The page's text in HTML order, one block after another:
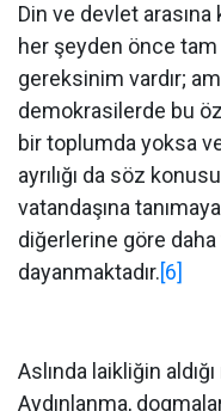
Din ve devlet
her şeyden önce
gereksinim vardır;
demokrasilerde bu
bir toplumda yoksa
ayrılığı da söz
vatandaşına
diğerlerine göre
dayanmaktadır.[6]
Aslında laikliğin
Aydınlanma,